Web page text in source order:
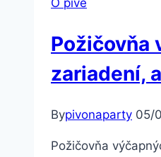
O pive
Požičovňa
zariadení,
Bypivonaparty 05/
Požičovňa